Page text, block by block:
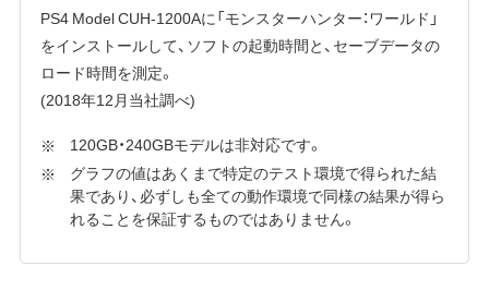
PS4 Model CUH-1200Aに「モンスターハンター：ワールド」
をインストールして、ソフトの起動時間と、セーブデータの
ロード時間を測定。
(2018年12月当社調べ)
120GB・240GBモデルは非対応です。
グラフの値はあくまで特定のテスト環境で得られた結
果であり、必ずしも全ての動作環境で同様の結果が得ら
れることを保証するものではありません。